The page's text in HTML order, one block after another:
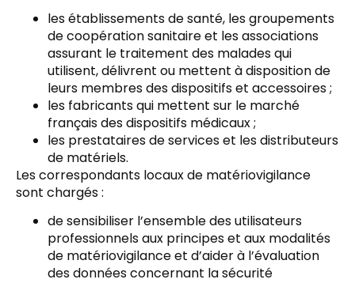
les établissements de santé, les groupements
de coopération sanitaire et les associations
assurant le traitement des malades qui
utilisent, délivrent ou mettent à disposition de
leurs membres des dispositifs et accessoires ;
les fabricants qui mettent sur le marché
français des dispositifs médicaux ;
les prestataires de services et les distributeurs
de matériels.
Les correspondants locaux de matériovigilance
sont chargés :
de sensibiliser l’ensemble des utilisateurs
professionnels aux principes et aux modalités
de matériovigilance et d’aider à l’évaluation
des données concernant la sécurité